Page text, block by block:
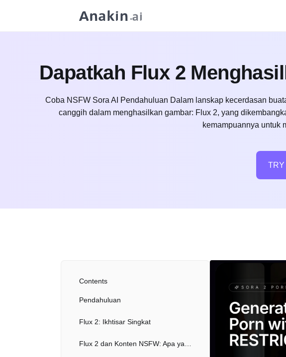
Dapatkah Flux 2
Coba NSFW Sora AI Pendahuluan Dalam lanskap kecerdasan
canggih dalam menghasilkan gambar: Flux 2, yang
kemampuannya untuk
TRY
Contents
Pendahuluan
Flux 2: Ikhtisar Singkat